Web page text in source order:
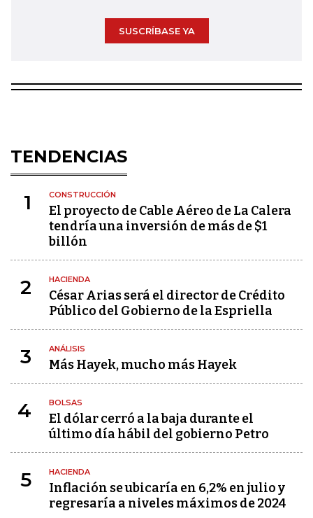
SUSCRÍBASE YA
TENDENCIAS
1 CONSTRUCCIÓN
El proyecto de Cable Aéreo de La Calera
tendría una inversión de más de $1
billón
2 HACIENDA
César Arias será el director de Crédito
Público del Gobierno de la Espriella
3 ANÁLISIS
Más Hayek, mucho más Hayek
4 BOLSAS
El dólar cerró a la baja durante el
último día hábil del gobierno Petro
5 HACIENDA
Inflación se ubicaría en 6,2% en julio y
regresaría a niveles máximos de 2024